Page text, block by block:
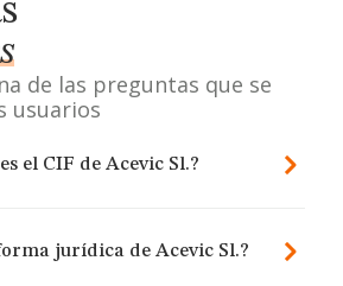
de las preguntas que se
usuarios
el CIF de Acevic Sl.?
jurídica de Acevic Sl.?